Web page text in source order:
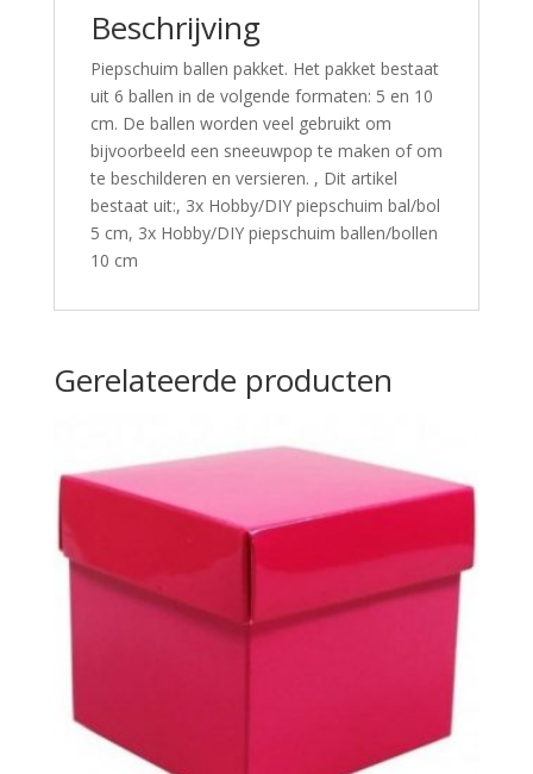
Beschrijving
Piepschuim ballen pakket. Het pakket bestaat
uit 6 ballen in de volgende formaten: 5 en 10
cm. De ballen worden veel gebruikt om
bijvoorbeeld een sneeuwpop te maken of om
te beschilderen en versieren. , Dit artikel
bestaat uit:, 3x Hobby/DIY piepschuim bal/bol
5 cm, 3x Hobby/DIY piepschuim ballen/bollen
10 cm
Gerelateerde producten